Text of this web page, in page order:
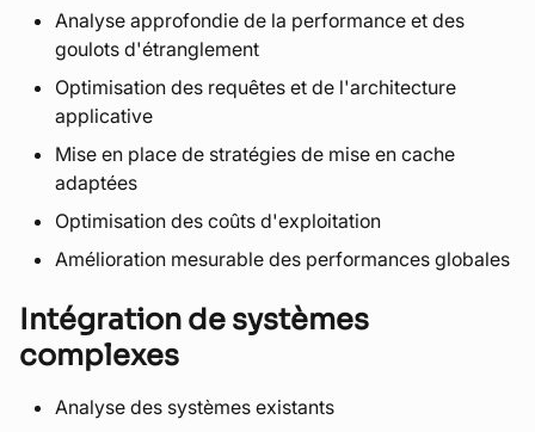
Analyse approfondie de la performance et des
goulots d'étranglement
Optimisation des requêtes et de l'architecture
applicative
Mise en place de stratégies de mise en cache
adaptées
Optimisation des coûts d'exploitation
Amélioration mesurable des performances globales
Intégration de systèmes
complexes
Analyse des systèmes existants